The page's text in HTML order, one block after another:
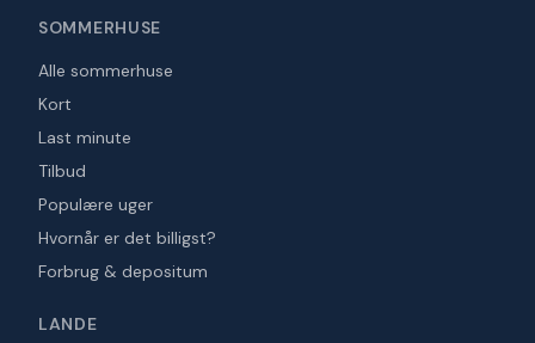
SOMMERHUSE
Alle sommerhuse
Kort
Last minute
Tilbud
Populære uger
Hvornår er det billigst?
Forbrug & depositum
LANDE